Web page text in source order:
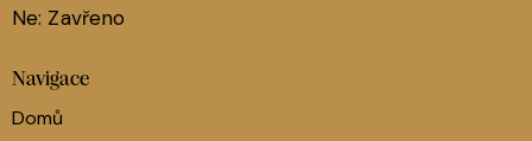
Ne: Zavřeno
Navigace
Domů